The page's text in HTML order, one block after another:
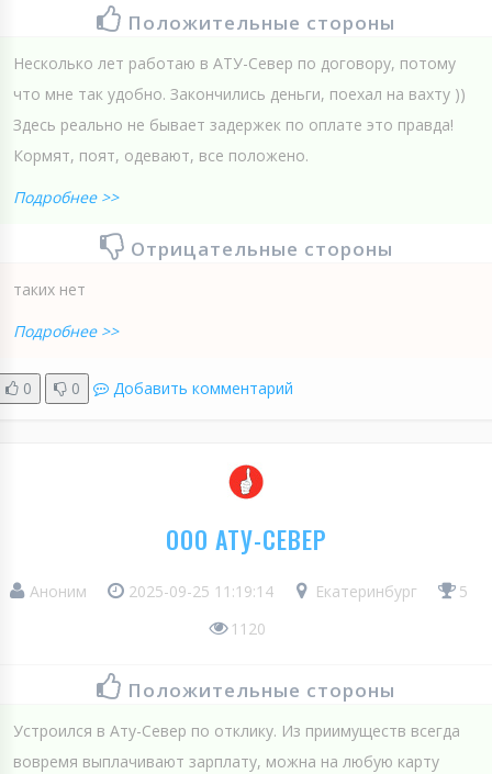
Положительные стороны
Несколько лет работаю в АТУ-Север по договору, потому
что мне так удобно. Закончились деньги, поехал на вахту ))
Здесь реально не бывает задержек по оплате это правда!
Кормят, поят, одевают, все положено.
Подробнее >>
Отрицательные стороны
таких нет
Подробнее >>
0 0 Добавить комментарий
ООО АТУ-СЕВЕР
Аноним 2025-09-25 11:19:14 Екатеринбург
5
1120
Положительные стороны
Устроился в Ату-Север по отклику. Из приимуществ всегда
вовремя выплачивают зарплату, можна на любую карту